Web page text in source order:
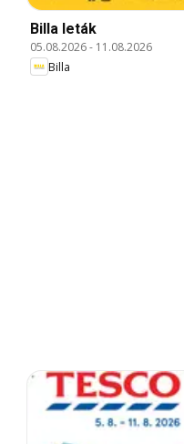
Billa leták
05.08.2026- 11.08.2026
Billa